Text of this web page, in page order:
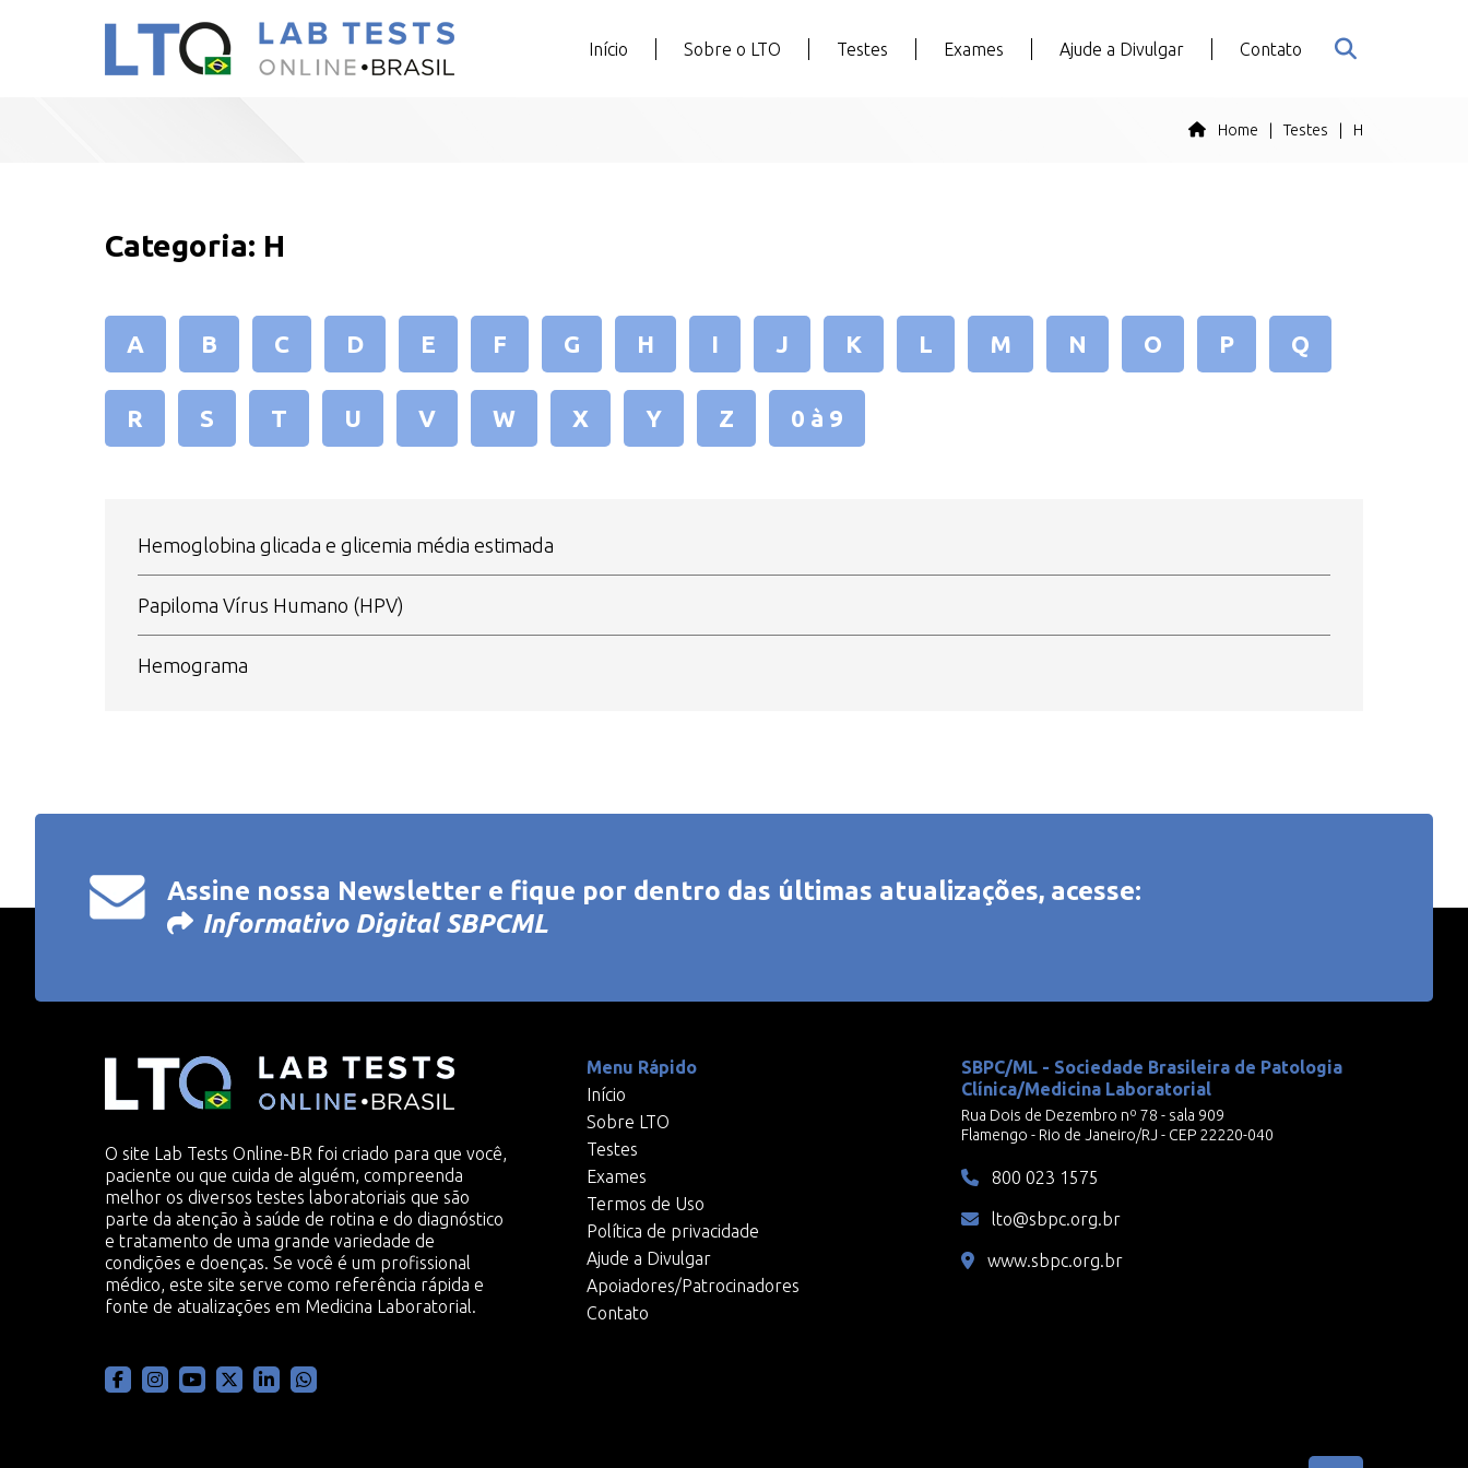
Início Sobre o LTO Testes Exames Ajude a Divulgar Contato
Home Testes H
Categoria: H
A B C D E F G H I J K L M N O P Q
R S T U V W X Y Z 0 à 9
Hemoglobina glicada e glicemia média estimada
Papiloma Vírus Humano (HPV)
Hemograma
Assine nossa Newsletter e fique por dentro das últimas atualizações, acesse:
Informativo Digital SBPCML
O site Lab Tests Online-BR foi criado para que você,
paciente ou que cuida de alguém, compreenda
melhor os diversos testes laboratoriais que são
parte da atenção à saúde de rotina e do diagnóstico
e tratamento de uma grande variedade de
condições e doenças. Se você é um profissional
médico, este site serve como referência rápida e
fonte de atualizações em Medicina Laboratorial.
Menu Rápido
Início
Sobre LTO
Testes
Exames
Termos de Uso
Política de privacidade
Ajude a Divulgar
Apoiadores/Patrocinadores
Contato
SBPC/ML - Sociedade Brasileira de Patologia
Clínica/Medicina Laboratorial
Rua Dois de Dezembro nº 78 - sala 909
Flamengo - Rio de Janeiro/RJ - CEP 22220-040
800 023 1575
lto@sbpc.org.br
www.sbpc.org.br